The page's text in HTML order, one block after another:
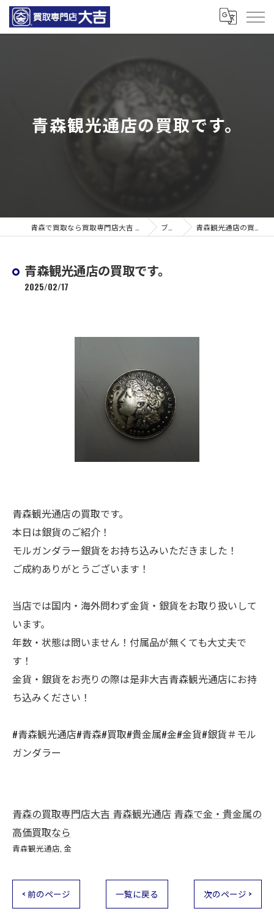
青森観光通店の買取です。
ブログ 青森観光通店の買取です。
青森観光通店の買取です。
2025/02/17
青森観光通店の買取です。
本日は銀貨のご紹介！
モルガンダラー銀貨をお持ち込みいただきました！
ご成約ありがとうございます！
当店では国内・海外問わず金貨・銀貨をお取り扱いして
います。
年数・状態は問いません！付属品が無くても大丈夫で
す！
金貨・銀貨をお売りの際は是非大吉青森観光通店にお持
ち込みください！
#青森観光通店#青森#買取#貴金属#金#金貨#銀貨＃モル
ガンダラー
青森の買取専門店大吉 青森観光通店 青森で金・貴金属の
高価買取なら
青森観光通店 金
< 前のページ 一覧に戻る 次のページ >